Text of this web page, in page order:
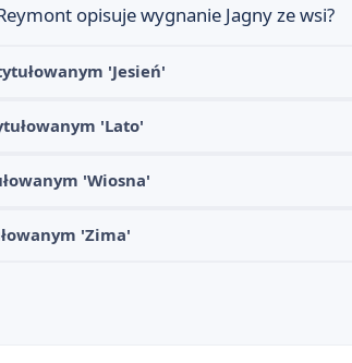
opisuje wygnanie Jagny ze wsi?
'Jesień'
'Lato'
'Wiosna'
'Zima'
Lipiec
w
w "Chłopach"